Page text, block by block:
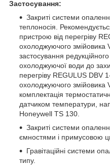
Застосування:
Закриті системи
теплоносія.
пристрою від перегріву
охолоджуючого змійовика
застосування
охолоджуючої води до
перегріву REGULUS DBV
охолоджуючого змійовика
комплектація
датчиком температури,
Honeywell TS 130.
Закриті системи
ємностями і примусовою
Гравітаційні системи
типу.